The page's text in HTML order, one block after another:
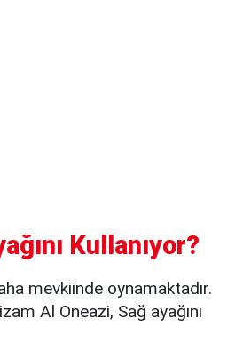
Kullanıyor?
mevkiinde oynamaktadır.
Al Oneazi, Sağ ayağını